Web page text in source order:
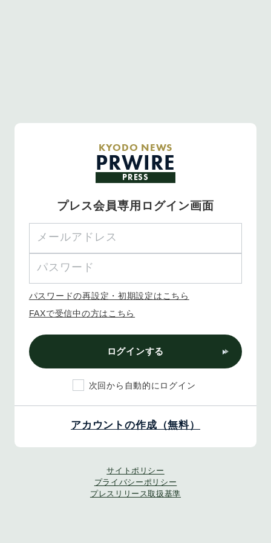
KYODO NEWS
PRWIRE
PRESS
プレス会員専用ログイン画面
パスワードの再設定・初期設定はこちら
FAXで受信中の方はこちら
ログインする
次回から自動的にログイン
アカウントの作成（無料）
サイトポリシー
プライバシーポリシー
プレスリリース取扱基準